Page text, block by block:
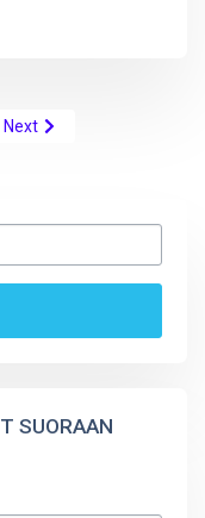
Next
SUORAAN